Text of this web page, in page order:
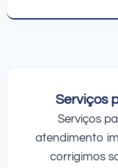
Serviços
Serviços
atendimento
corrigimos